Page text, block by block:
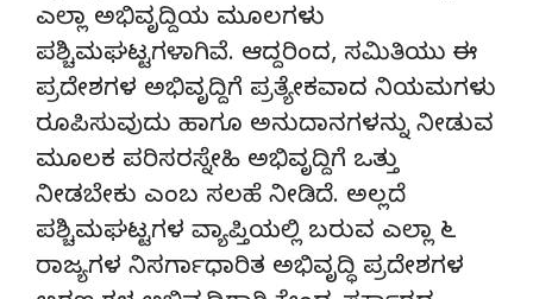
ಎಲ್ಲಾ ಅಭಿವೃದ್ದಿಯ ಮೂಲಗಳು
ಪಶ್ಚಿಮಘಟ್ಟಗಳಾಗಿವೆ. ಆದ್ದರಿಂದ, ಸಮಿತಿಯು ಈ
ಪ್ರದೇಶಗಳ ಅಭಿವೃದ್ದಿಗೆ ಪ್ರತ್ಯೇಕವಾದ ನಿಯಮಗಳು
ರೂಪಿಸುವುದು ಹಾಗೂ ಅನುದಾನಗಳನ್ನು ನೀಡುವ
ಮೂಲಕ ಪರಿಸರಸ್ನೇಹಿ ಅಭಿವೃದ್ದಿಗೆ ಒತ್ತು
ನೀಡಬೇಕು ಎಂಬ ಸಲಹೆ ನೀಡಿದೆ. ಅಲ್ಲದೆ
ಪಶ್ಚಿಮಘಟ್ಟಗಳ ವ್ಯಾಪ್ತಿಯಲ್ಲಿ ಬರುವ ಎಲ್ಲಾ ೬
ರಾಜ್ಯಗಳ ನಿಸರ್ಗಾಧಾರಿತ ಅಭಿವೃದ್ಧಿ ಪ್ರದೇಶಗಳ